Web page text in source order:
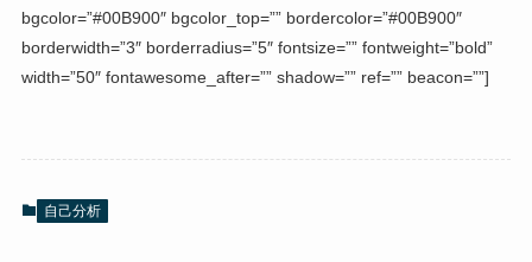
bgcolor=”#00B900″ bgcolor_top=”” bordercolor=”#00B900″
borderwidth=”3″ borderradius=”5″ fontsize=”” fontweight=”bold”
width=”50″ fontawesome_after=”” shadow=”” ref=”” beacon=””]
自己分析